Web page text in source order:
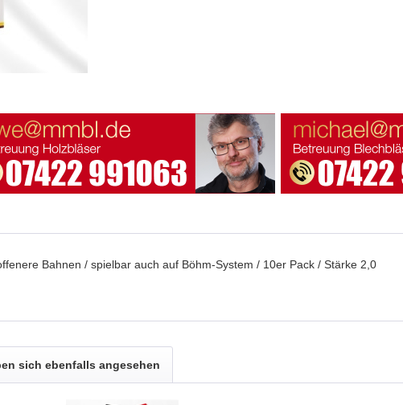
Bahnen / spielbar auch auf Böhm-System / 10er Pack / Stärke 2,0
sich ebenfalls angesehen